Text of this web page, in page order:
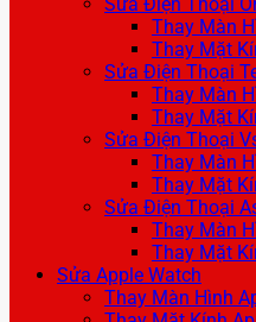
Thay Màn
Thay Mặt
Sửa Điện Thoại
Thay Màn
Thay Mặt
Sửa Điện Thoại
Thay Màn
Thay Mặt
Sửa Điện Thoại
Thay Màn
Thay Mặt
Sửa Apple Watch
Thay Màn Hình